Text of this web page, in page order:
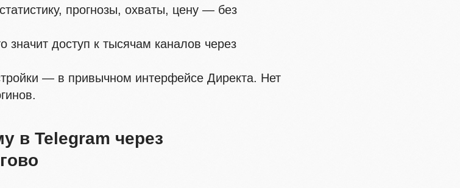
прогнозы, охваты, цену — без
значит доступ к тысячам каналов через
— в привычном интерфейсе Директа. Нет
в Telegram через